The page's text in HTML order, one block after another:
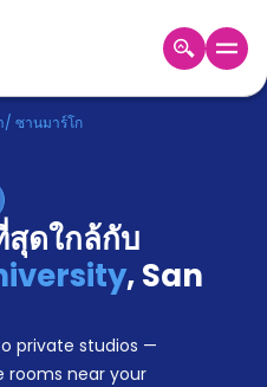
/ ซานมาร์โก
ดใกล้กับ
,San
private studios —
rooms near your